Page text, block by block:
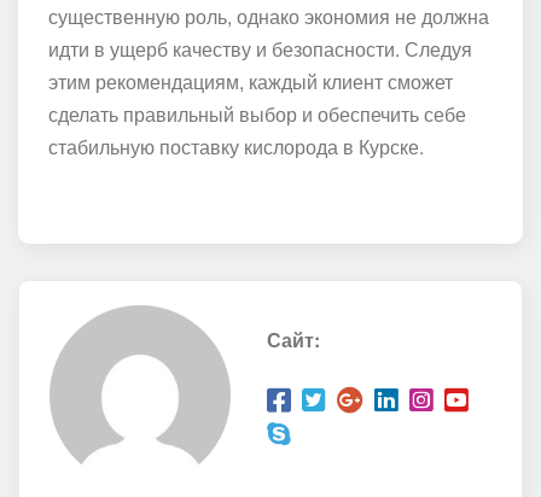
существенную роль, однако экономия не должна
идти в ущерб качеству и безопасности. Следуя
этим рекомендациям, каждый клиент сможет
сделать правильный выбор и обеспечить себе
стабильную поставку кислорода в Курске.
Сайт: